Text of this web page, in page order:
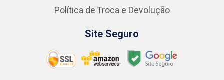
Política de Troca e Devolução
Site Seguro